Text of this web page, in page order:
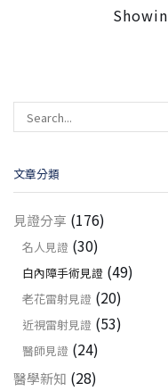
文章分類
見證分享 (176)
名人見證 (30)
白內障手術見證 (49)
老花雷射見證 (20)
近視雷射見證 (53)
醫師見證 (24)
醫學新知 (28)